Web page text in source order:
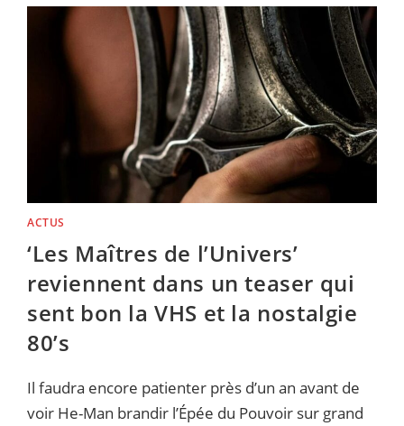
:
STEPHEN
KING
DÉCOUVRE
SON
PROCHAIN
FILM…
ET
SEMBLE
VALIDER
LE
CAUCHEMAR
ACTUS
‘Les Maîtres de l’Univers’
reviennent dans un teaser qui
sent bon la VHS et la nostalgie
80’s
Il faudra encore patienter près d’un an avant de
voir He-Man brandir l’Épée du Pouvoir sur grand